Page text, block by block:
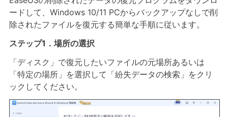
ードして、Windows 10/11 PCからバックアップなしで削
除されたファイルを復元する簡単な手順に従います。
ステップ1．場所の選択
「ディスク」で復元したいファイルの元場所あるいは
「特定の場所」を選択して「紛失データの検索」をクリ
ックしてください。